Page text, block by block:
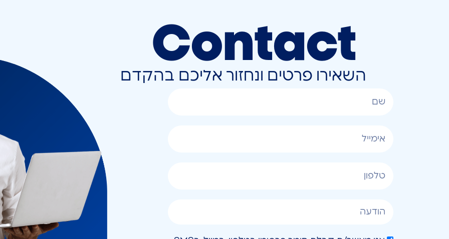
Contact
השאירו פרטים ונחזור אליכם בהקדם